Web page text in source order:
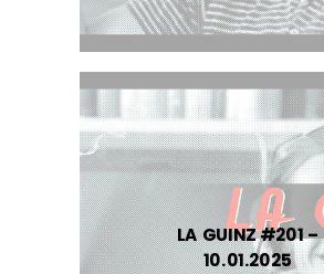
LA GUINZ #201 –
10.01.2025